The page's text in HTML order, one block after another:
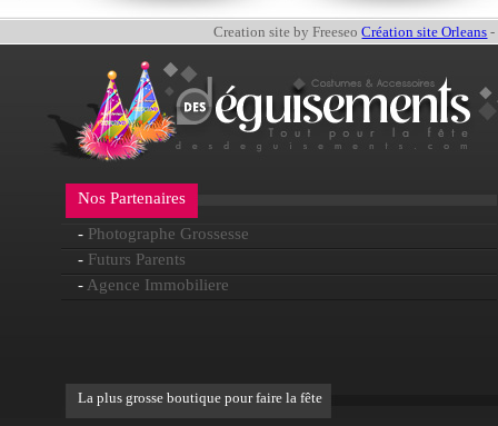
Creation site by FreeseoCréation site Orleans -
Nos Partenaires
- Photographe Grossesse
- Futurs Parents
- Agence Immobiliere
La plus grosse boutique pour faire la fête